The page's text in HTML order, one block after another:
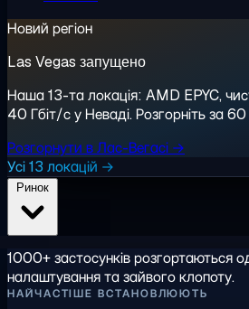
Новий регіон
Las Vegas запущено
Наша 13-та локація: AMD EPYC,
40 Гбіт/с у Неваді. Розгорніть за
Розгорнути в Лас-Вегасі →
Усі 13 локацій →
1000+ застосунків розгортаються
налаштування та зайвого клопоту.
НАЙЧАСТІШЕ ВСТАНОВЛЮЮТЬ